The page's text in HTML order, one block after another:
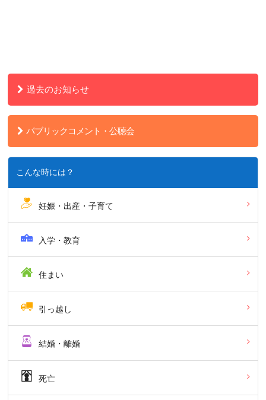
過去のお知らせ
パブリックコメント・公聴会
こんな時には？
妊娠・出産・子育て
入学・教育
住まい
引っ越し
結婚・離婚
死亡